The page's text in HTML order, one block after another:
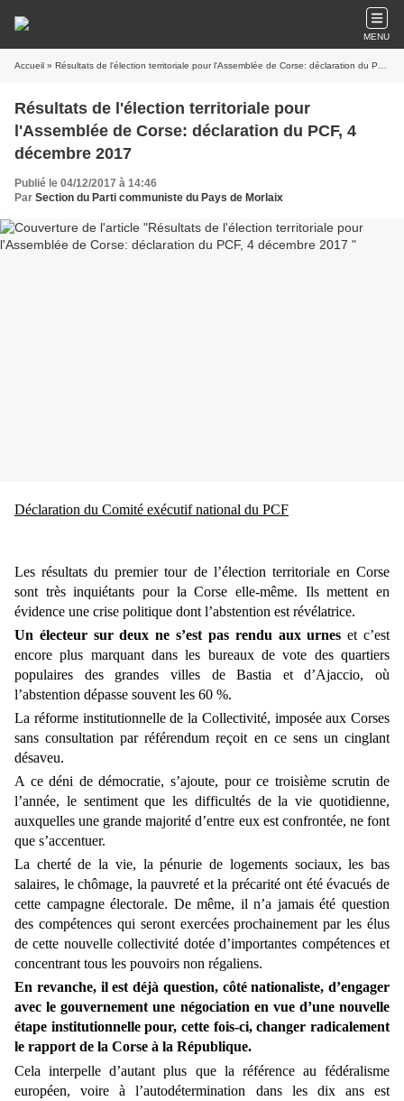
MENU
Accueil » Résultats de l'élection territoriale pour l'Assemblée de Corse: déclaration du PCF, 4 décembre 2017
Résultats de l'élection territoriale pour
l'Assemblée de Corse: déclaration du PCF, 4
décembre 2017
Publié le 04/12/2017 à 14:46
Par Section du Parti communiste du Pays de Morlaix
Déclaration du Comité exécutif national du PCF
Les résultats du premier tour de l’élection territoriale en Corse
sont très inquiétants pour la Corse elle-même. Ils mettent en
évidence une crise politique dont l’abstention est révélatrice.
Un électeur sur deux ne s’est pas rendu aux urnes et c’est
encore plus marquant dans les bureaux de vote des quartiers
populaires des grandes villes de Bastia et d’Ajaccio, où
l’abstention dépasse souvent les 60 %.
La réforme institutionnelle de la Collectivité, imposée aux Corses
sans consultation par référendum reçoit en ce sens un cinglant
désaveu.
A ce déni de démocratie, s’ajoute, pour ce troisième scrutin de
l’année, le sentiment que les difficultés de la vie quotidienne,
auxquelles une grande majorité d’entre eux est confrontée, ne font
que s’accentuer.
La cherté de la vie, la pénurie de logements sociaux, les bas
salaires, le chômage, la pauvreté et la précarité ont été évacués de
cette campagne électorale. De même, il n’a jamais été question
des compétences qui seront exercées prochainement par les élus
de cette nouvelle collectivité dotée d’importantes compétences et
concentrant tous les pouvoirs non régaliens.
En revanche, il est déjà question, côté nationaliste, d’engager
avec le gouvernement une négociation en vue d’une nouvelle
étape institutionnelle pour, cette fois-ci, changer radicalement
le rapport de la Corse à la République.
Cela interpelle d’autant plus que la référence au fédéralisme
européen, voire à l’autodétermination dans les dix ans est